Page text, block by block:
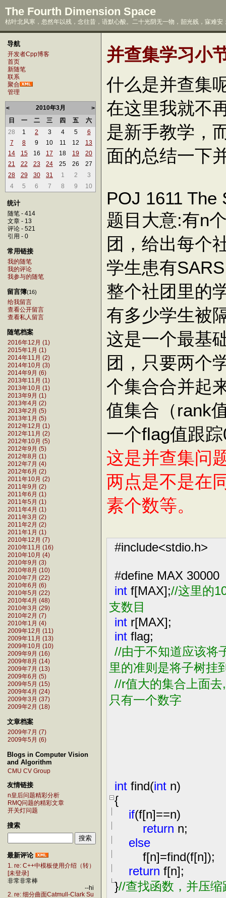
The Fourth Dimension Space
枯叶北风寒，忽然年以残，念往昔，语默心酸。二十光阴无一物，韶光贱，寐难
导航
开发者Cpp博客
首页
新随笔
联系
聚合
管理
< 2010年3月
>
日
一 二 三 四 五
六
28
1 2 3 4 5
6
7
8 9 10 11 12
13
14
15 16 17 18 19
20
21
22 23 24 25 26
27
28
29 30 31 1 2
3
4
5 6 7 8 9 10
统计
随笔 - 414
文章 - 13
评论 - 521
引用 - 0
常用链接
我的随笔
我的评论
我参与的随笔
留言簿(16)
给我留言
查看公开留言
查看私人留言
随笔档案
2016年12月 (1)
2015年1月 (1)
2014年11月 (2)
2014年10月 (3)
2014年9月 (6)
2013年11月 (1)
2013年10月 (1)
2013年9月 (1)
2013年4月 (2)
2013年2月 (5)
2013年1月 (5)
2012年12月 (1)
2012年11月 (2)
2012年10月 (5)
2012年9月 (5)
2012年8月 (1)
2012年7月 (4)
2012年6月 (2)
2011年10月 (2)
2011年9月 (2)
2011年6月 (1)
2011年5月 (1)
2011年4月 (1)
2011年3月 (2)
2011年2月 (2)
2011年1月 (1)
2010年12月 (7)
2010年11月 (16)
2010年10月 (4)
2010年9月 (3)
2010年8月 (10)
2010年7月 (22)
2010年6月 (6)
2010年5月 (22)
2010年4月 (48)
2010年3月 (29)
2010年2月 (7)
2010年1月 (4)
2009年12月 (11)
2009年11月 (13)
2009年10月 (10)
2009年9月 (16)
2009年8月 (14)
2009年7月 (13)
2009年6月 (5)
2009年5月 (15)
2009年4月 (24)
2009年3月 (37)
2009年2月 (18)
文章档案
2009年7月 (7)
2009年5月 (6)
Blogs in Computer Vision
and Algorithm
CMU CV Group
友情链接
n皇后问题精彩分析
RMQ问题的精彩文章
开关灯问题
搜索
最新评论
1. re: C++中模板使用介绍（转）
[未登录]
非常非常棒
--hi
2. re: 细分曲面Catmull-Clark Su
并查集学习小
什么是并查集
在这里我就不
是新手教学，
面的总结一下
POJ 1611 The
题目大意:有n
团，给出每个
学生患有
整个社团里的
有多少学生被
这是一个最基
团，只要两个
个集合合并起
值集合（rank
一个flag值跟
这是并查集问
两点是不是在
素个数等。
#include<stdio.h>
#define MAX 30000
int f[MAX];//这里的
支数目
int r[MAX];
int flag;
//由于不知道应该将
里的准则是将子树挂
//r值大的集合上面
只有一个数字
int find(int n)
{
if(f[n]==n)
return n;
else
f[n]=find(f[n]);
return f[n];
}//查找函数，并压缩